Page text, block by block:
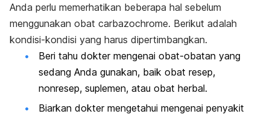
Anda perlu memerhatikan beberapa hal sebelum
menggunakan obat carbazochrome. Berikut adalah
kondisi-kondisi yang harus dipertimbangkan.
Beri tahu dokter mengenai obat-obatan yang
sedang Anda gunakan, baik obat resep,
nonresep, suplemen, atau obat herbal.
Biarkan dokter mengetahui mengenai penyakit